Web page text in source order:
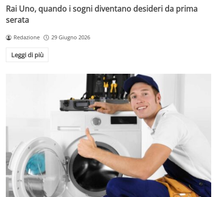
Rai Uno, quando i sogni diventano desideri da prima
serata
Redazione 29 Giugno 2026
Leggi di più